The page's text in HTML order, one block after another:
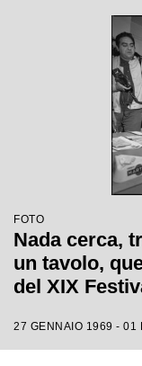
FOTO
Nada cerca,
un tavolo,
del XIX
27 GENNAIO 1969 - 01